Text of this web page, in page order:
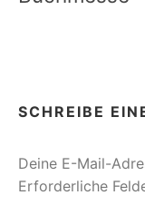
SCHREIBE
Deine E-Mail-
Erforderliche